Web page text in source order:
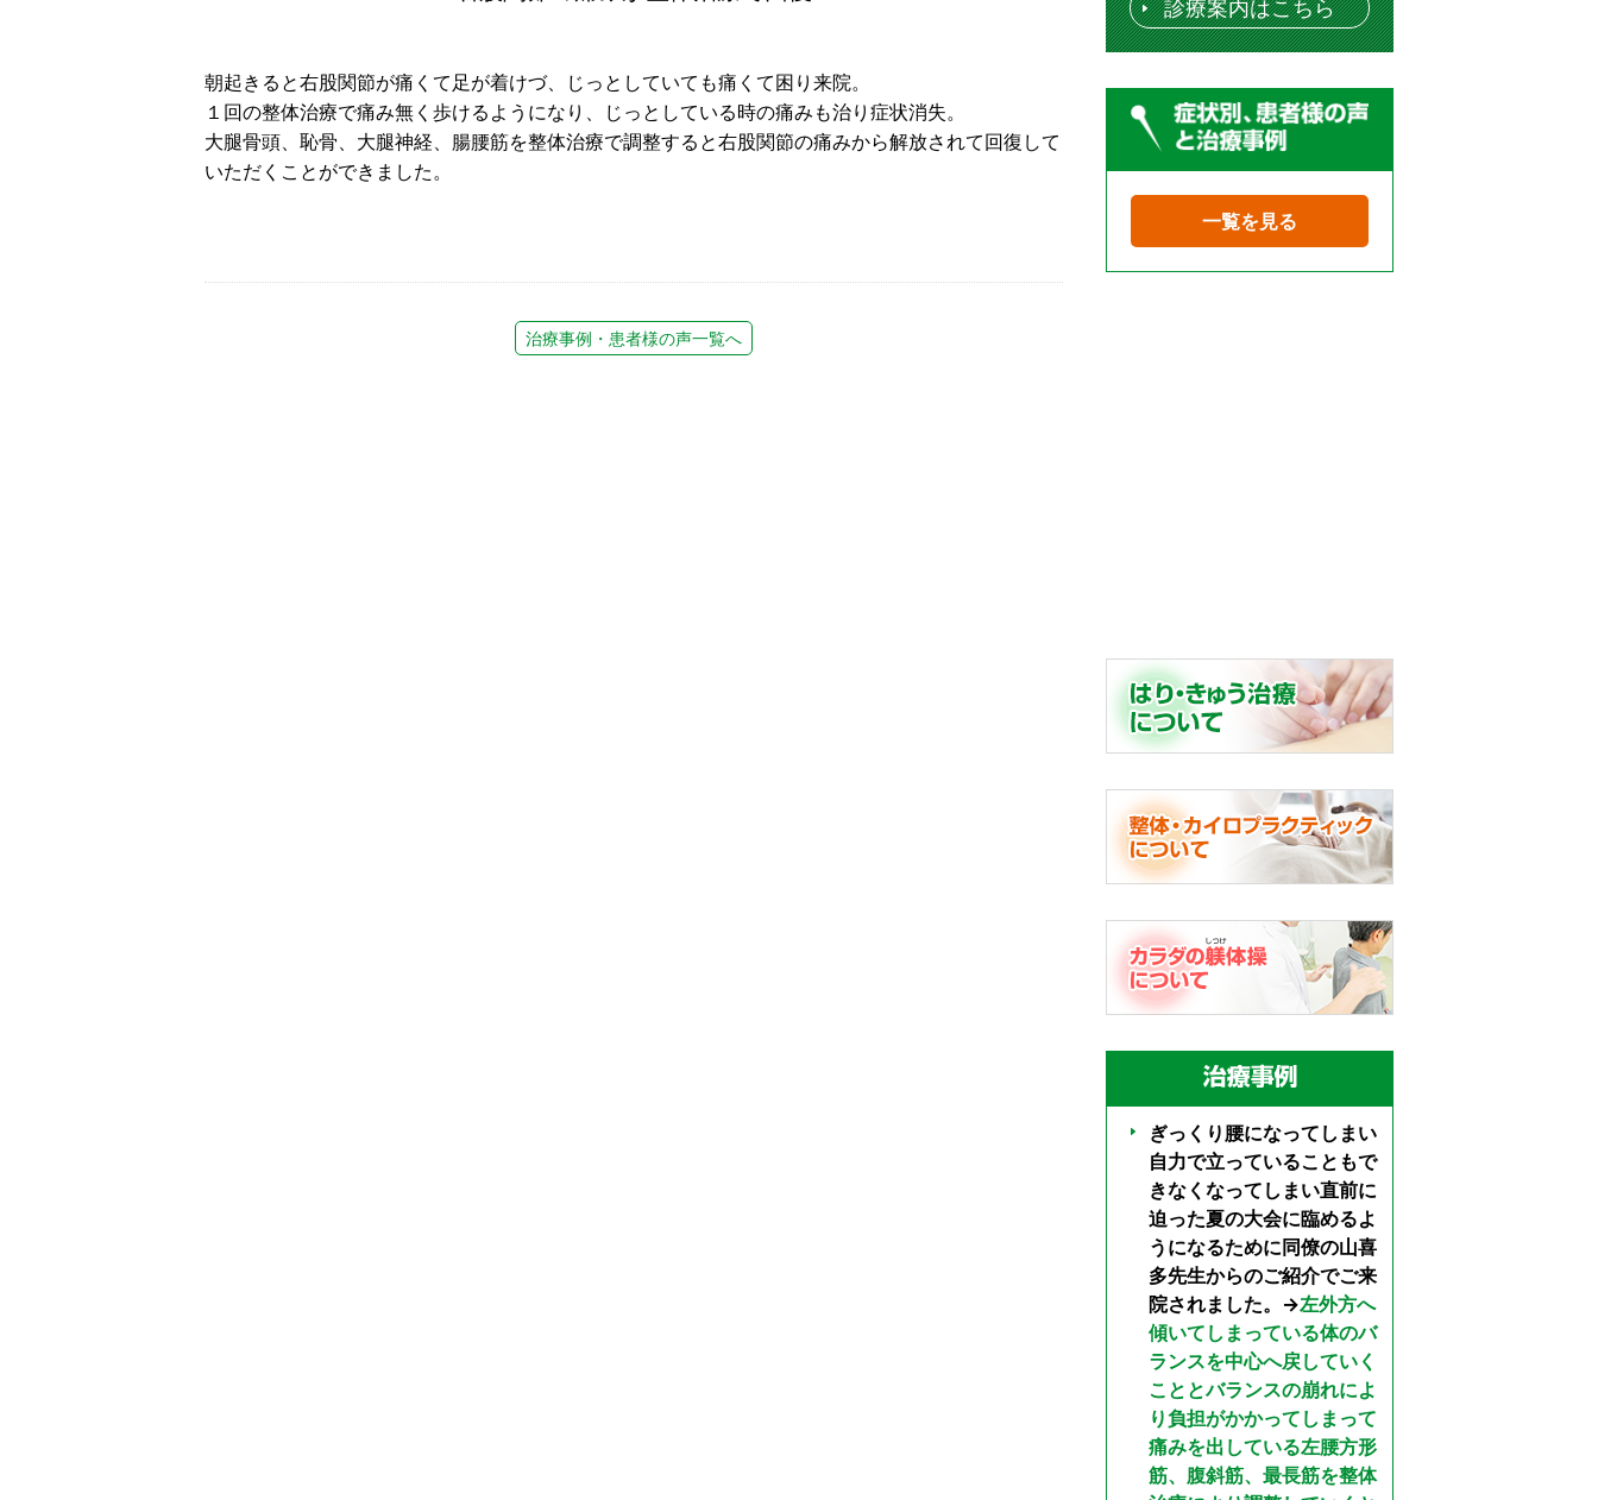
朝起きると右股関節が痛くて足が着けづ、じっとしていても痛くて困り来院。
１回の整体治療で痛み無く歩けるようになり、じっとしている時の痛みも治り症状消失。
大腿骨頭、恥骨、大腿神経、腸腰筋を整体治療で調整すると右股関節の痛みから解放されて回復して
いただくことができました。
治療事例・患者様の声一覧へ
診療案内はこちら
一覧を見る
ぎっくり腰になってしまい
自力で立っていることもで
きなくなってしまい直前に
迫った夏の大会に臨めるよ
うになるために同僚の山喜
多先生からのご紹介でご来
院されました。→左外方へ
傾いてしまっている体のバ
ランスを中心へ戻していく
こととバランスの崩れによ
り負担がかかってしまって
痛みを出している左腰方形
筋、腹斜筋、最長筋を整体